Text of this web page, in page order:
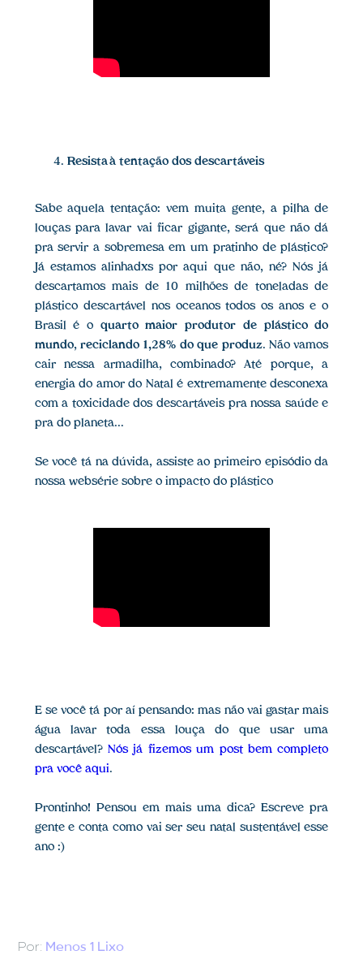
Resista à tentação dos descartáveis
Sabe aquela tentação: vem muita gente, a pilha de
louças para lavar vai ficar gigante, será que não dá
pra servir a sobremesa em um pratinho de plástico?
Já estamos alinhadxs por aqui que não, né? Nós já
descartamos mais de 10 milhões de toneladas de
plástico descartável nos oceanos todos os anos e o
Brasil é o quarto maior produtor de plástico do
mundo, reciclando 1,28% do que produz. Não vamos
cair nessa armadilha, combinado? Até porque, a
energia do amor do Natal é extremamente desconexa
com a toxicidade dos descartáveis pra nossa saúde e
pra do planeta...
Se você tá na dúvida, assiste ao primeiro episódio da
nossa websérie sobre o impacto do plástico
E se você tá por aí pensando: mas não vai gastar mais
água lavar toda essa louça do que usar uma
descartável? Nós já fizemos um post bem completo
pra você aqui.
Prontinho! Pensou em mais uma dica? Escreve pra
gente e conta como vai ser seu natal sustentável esse
ano :)
Menos 1 Lixo
Por: